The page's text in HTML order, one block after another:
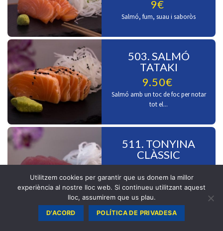
9€
Salmó, fum, suau i saboròs
503. SALMÓ
TATAKI
9.50€
Salmó amb un toc de foc per notar
tot el...
511. TONYINA
CLÀSSIC
9.50€
Tonyina en estat pur
512. TONYINA
Utilitzem cookies per garantir que us donem la millor
experiència al nostre lloc web. Si continueu utilitzant aquest
lloc, assumirem que us plau.
D'ACORD POLÍTICA DE PRIVADESA